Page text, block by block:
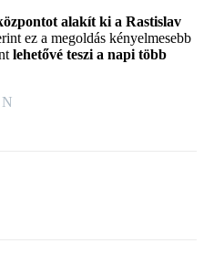
alakít ki a Rastislav
ez a megoldás kényelmesebb
lehetővé teszi a napi több